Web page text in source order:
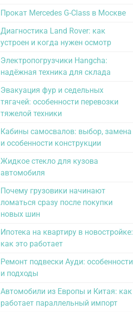
Прокат Mercedes G-Class в Москве
Диагностика Land Rover: как
устроен и когда нужен осмотр
Электропогрузчики Hangcha:
надёжная техника для склада
Эвакуация фур и седельных
тягачей: особенности перевозки
тяжелой техники
Кабины самосвалов: выбор, замена
и особенности конструкции
Жидкое стекло для кузова
автомобиля
Почему грузовики начинают
ломаться сразу после покупки
новых шин
Ипотека на квартиру в новостройке:
как это работает
Ремонт подвески Ауди: особенности
и подходы
Автомобили из Европы и Китая: как
работает параллельный импорт